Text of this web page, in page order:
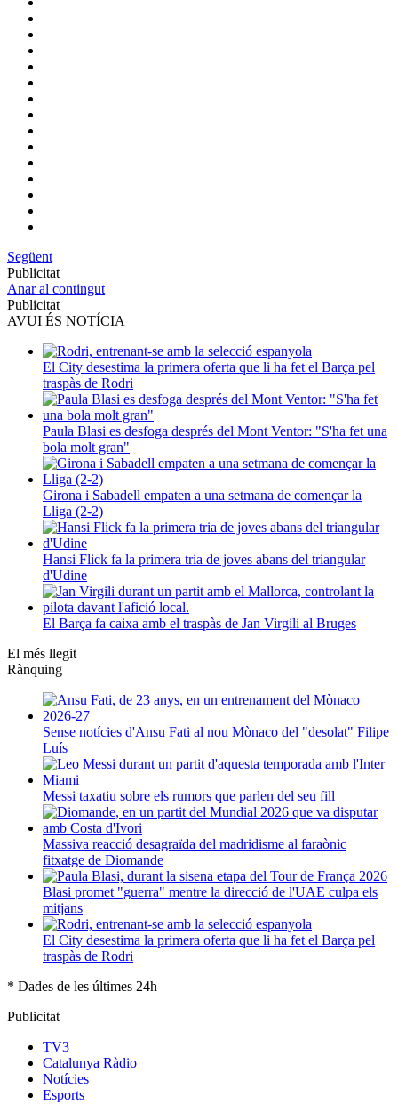
Següent
Publicitat
Anar al contingut
Publicitat
AVUI ÉS NOTÍCIA
El City desestima la primera oferta que li ha fet el Barça pel
traspàs de Rodri
Paula Blasi es desfoga després del Mont Ventor: "S'ha fet una
bola molt gran"
Girona i Sabadell empaten a una setmana de començar la
Lliga (2-2)
Hansi Flick fa la primera tria de joves abans del triangular
d'Udine
El Barça fa caixa amb el traspàs de Jan Virgili al Bruges
El més llegit
Rànquing
Sense notícies d'Ansu Fati al nou Mònaco del "desolat" Filipe
Luís
Messi taxatiu sobre els rumors que parlen del seu fill
Massiva reacció desagraïda del madridisme al faraònic
fitxatge de Diomande
Blasi promet "guerra" mentre la direcció de l'UAE culpa els
mitjans
El City desestima la primera oferta que li ha fet el Barça pel
traspàs de Rodri
* Dades de les últimes 24h
Publicitat
TV3
Catalunya Ràdio
Notícies
Esports